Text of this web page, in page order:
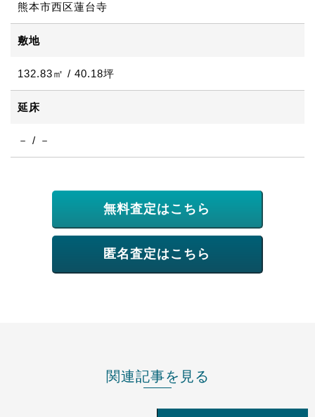
熊本市西区蓮台寺
敷地
132.83㎡ / 40.18坪
延床
－ / －
無料査定はこちら
匿名査定はこちら
関連記事を見る